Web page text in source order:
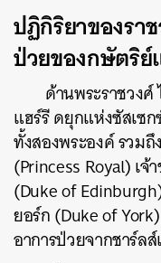
ปฏิกิริยาของรา
ป่วยของกษัตริ
ด้านพระราชวงศ์
แฮร์รี ดยุกแห่งซัสเซ
ทั้งสองพระองค์ รวม
(Princess Royal) เจ้
(Duke of
ยอร์ก (Duke of
อาการป่วยจากชาร์ล